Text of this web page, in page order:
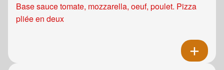
Base sauce tomate, mozzarella, oeuf, poulet. Pizza
pliée en deux